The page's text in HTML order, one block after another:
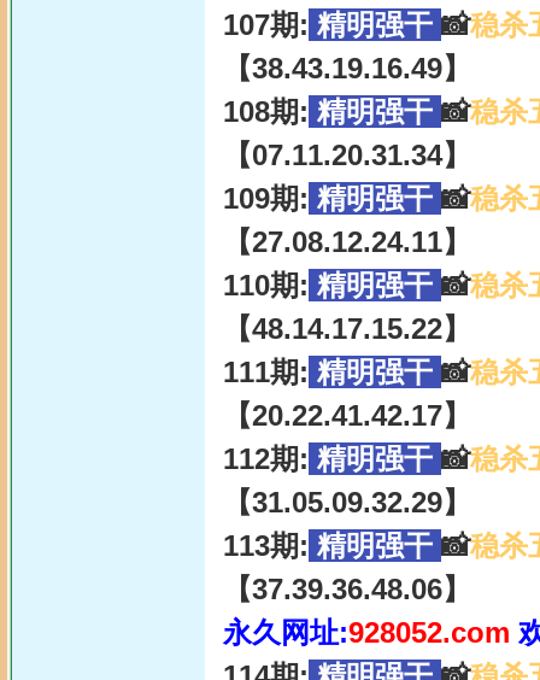
107期: 精明强干 📸稳杀
【38.43.19.16.49】
108期: 精明强干 📸稳杀
【07.11.20.31.34】
109期: 精明强干 📸稳杀
【27.08.12.24.11】
110期: 精明强干 📸稳杀
【48.14.17.15.22】
111期: 精明强干 📸稳杀
【20.22.41.42.17】
112期: 精明强干 📸稳杀
【31.05.09.32.29】
113期: 精明强干 📸稳杀
【37.39.36.48.06】
永久网址:928052.com